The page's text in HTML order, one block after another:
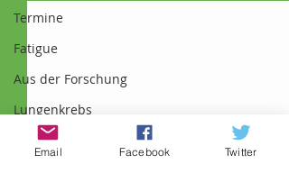
Termine
Fatigue
Aus der Forschung
Lungenkrebs
Hautkrebs
Email Facebook Twitter